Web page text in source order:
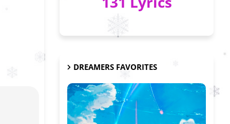
DREAMERS FAVORITES